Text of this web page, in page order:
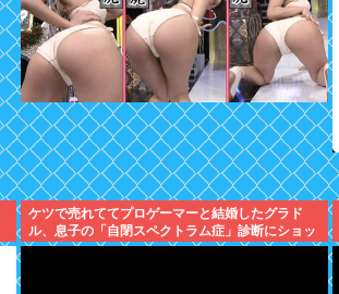
ケツで売れててプロゲーマーと結婚したグラド
ル、息子の「自閉スペクトラム症」診断にショッ
クで泣く